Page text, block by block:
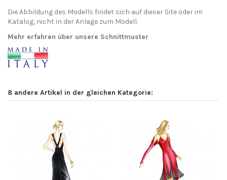
Die Abbildung des Modells findet sich auf dieser Site oder im
Katalog, nicht in der Anlage zum Modell.
Mehr erfahren über unsere Schnittmuster
8 andere Artikel in der gleichen Kategorie: